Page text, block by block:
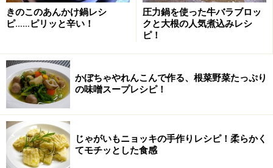
きのこのあんかけ鍋レシ
ピ……ピリッと辛い！
圧力鍋を使った牛バラブロッ
クと大根の人気煮込みレシ
ピ！
かぼちゃやれんこんで作る、根菜野菜たっぷり
の味噌スープレシピ！
じゃがいもニョッキの手作りレシピ！柔らかく
てモチッとした食感